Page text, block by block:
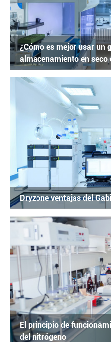
¿Cómo es mejor usar un
almacenamiento en seco
Dryzone ventajas del
El principio de
del nitrógeno